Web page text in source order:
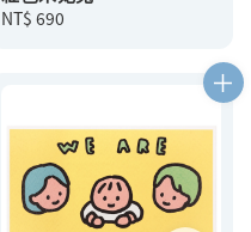
Regular
NT$ 690